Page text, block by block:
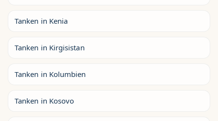
Tanken in Kenia
Tanken in Kirgisistan
Tanken in Kolumbien
Tanken in Kosovo